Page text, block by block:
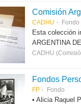
Comisión
CADHU Fondo
Esta colección
ARGENTINA
CADHU
Fondos
FP Fondo
• Alicia Raquel